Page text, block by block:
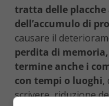
tratta delle
dell’accumulo di
causare il
perdita di
termine anche i
con tempi o luoghi,
scrivere, riduzione